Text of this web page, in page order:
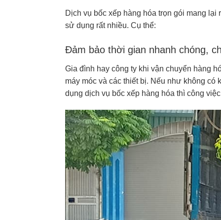
Dịch vụ bốc xếp hàng hóa trọn gói mang
sử dụng rất nhiều. Cụ thể:
Đảm bảo thời gian nhanh chóng,
Gia đình hay công ty khi vận chuyển hàng
máy móc và các thiết bị. Nếu như không
dụng dịch vụ bốc xếp hàng hóa thì công